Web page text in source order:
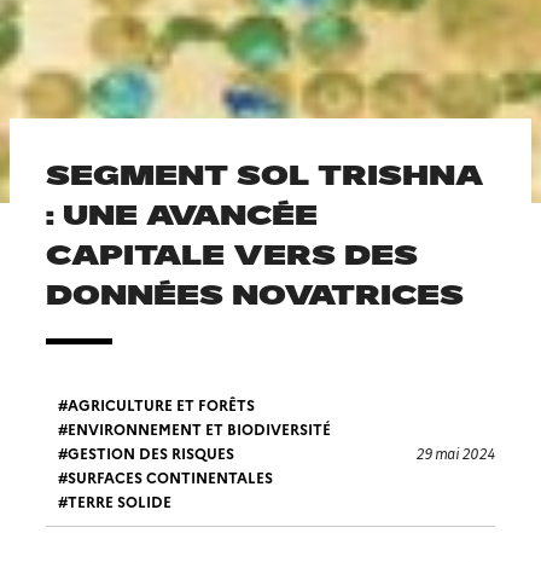
SEGMENT SOL TRISHNA
: UNE AVANCÉE
CAPITALE VERS DES
DONNÉES NOVATRICES
AGRICULTURE ET FORÊTS
ENVIRONNEMENT ET BIODIVERSITÉ
GESTION DES RISQUES
SURFACES CONTINENTALES
TERRE SOLIDE
29 mai 2024